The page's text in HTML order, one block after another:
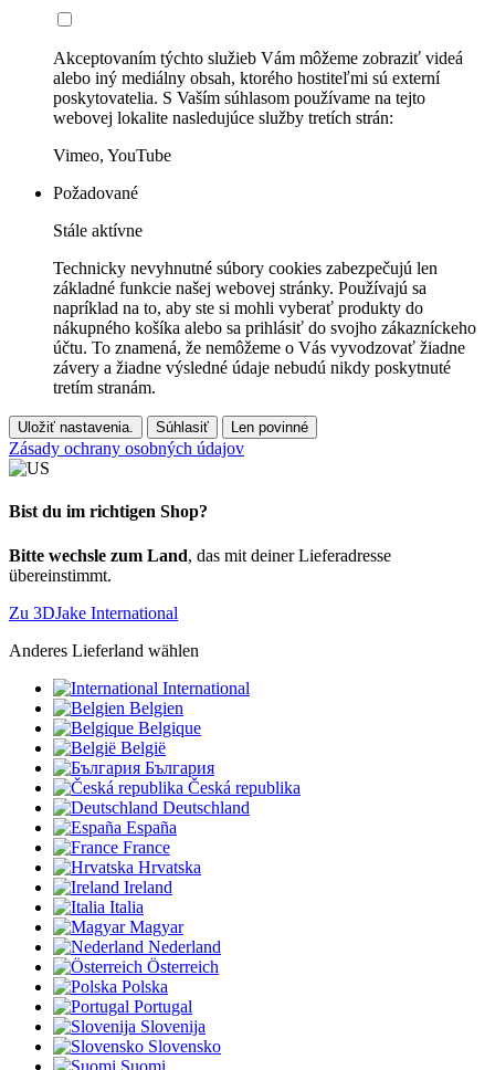
Akceptovaním týchto služieb Vám môžeme zobraziť videá
alebo iný mediálny obsah, ktorého hostiteľmi sú externí
poskytovatelia. S Vaším súhlasom používame na tejto
webovej lokalite nasledujúce služby tretích strán:
Vimeo, YouTube
Požadované
Stále aktívne
Technicky nevyhnutné súbory cookies zabezpečujú len
základné funkcie našej webovej stránky. Používajú sa
napríklad na to, aby ste si mohli vyberať produkty do
nákupného košíka alebo sa prihlásiť do svojho zákazníckeho
účtu. To znamená, že nemôžeme o Vás vyvodzovať žiadne
závery a žiadne výsledné údaje nebudú nikdy poskytnuté
tretím stranám.
Uložiť nastavenia. Súhlasiť Len povinné
Zásady ochrany osobných údajov
Bist du im richtigen Shop?
Bitte wechsle zum Land, das mit deiner Lieferadresse
übereinstimmt.
Zu 3DJake International
Anderes Lieferland wählen
International
Belgien
Belgique
België
България
Česká republika
Deutschland
España
France
Hrvatska
Ireland
Italia
Magyar
Nederland
Österreich
Polska
Portugal
Slovenija
Slovensko
Suomi